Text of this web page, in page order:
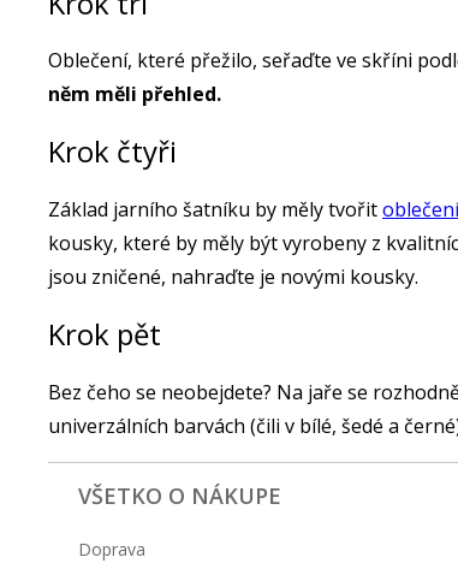
Oblečení, které přežilo, seřaďte ve skříni
něm měli přehled.
Krok čtyři
Základ jarního šatníku by měly tvořitoblečení
kousky, které by měly být vyrobeny z
jsou zničené, nahraďte je novými kousky.
Krok pět
Bez čeho se neobejdete? Na jaře se
univerzálních barvách (čili v bílé, šedé a
VŠETKO O NÁKUPE
Doprava